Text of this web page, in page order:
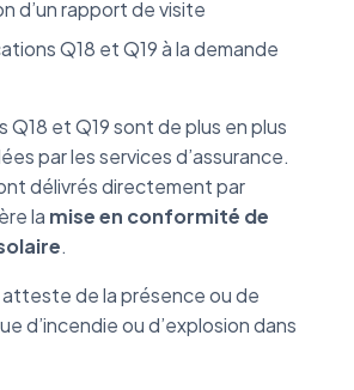
d’un rapport de visite
Q18 et Q19 à la demande
et Q19 sont de plus en plus
par les services d’assurance.
délivrés directement par
la mise en conformité de
.
de la présence ou de
d’incendie ou d’explosion dans